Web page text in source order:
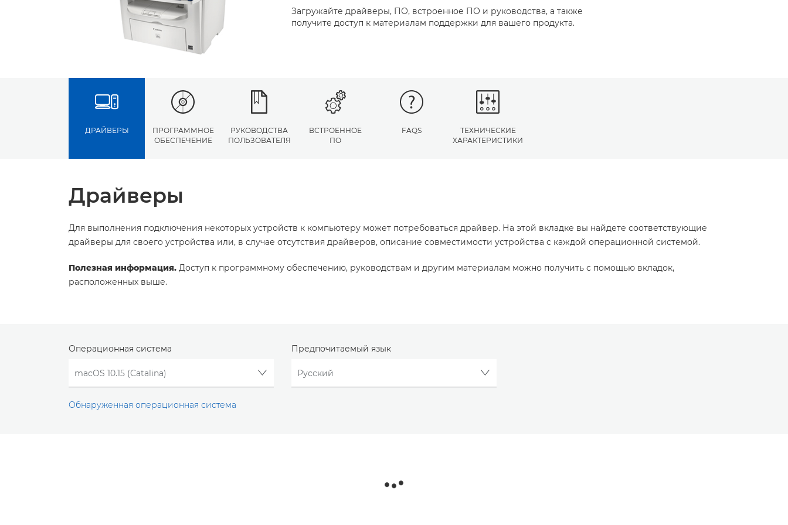
Загружайте драйверы, ПО, встроенное ПО и руководства, а также
получите доступ к материалам поддержки для вашего продукта.
ДРАЙВЕРЫ
ПРОГРАММНОЕ
ОБЕСПЕЧЕНИЕ
РУКОВОДСТВА
ПОЛЬЗОВАТЕЛЯ
ВСТРОЕННОЕ
ПО
FAQS
ТЕХНИЧЕСКИЕ
ХАРАКТЕРИСТИКИ
Драйверы
Для выполнения подключения некоторых устройств к компьютеру может потребоваться драйвер. На этой вкладке вы найдете соответствующие
драйверы для своего устройства или, в случае отсутствия драйверов, описание совместимости устройства с каждой операционной системой.
Полезная информация. Доступ к программному обеспечению, руководствам и другим материалам можно получить с помощью вкладок,
расположенных выше.
Операционная система
Обнаруженная операционная система
Предпочитаемый язык